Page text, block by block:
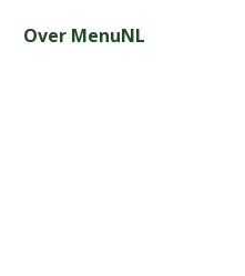
Over MenuNL